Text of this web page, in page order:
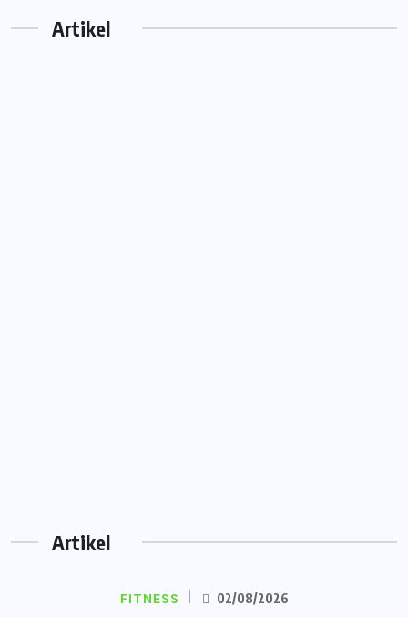
Artikel
Artikel
FITNESS 02/08/2026